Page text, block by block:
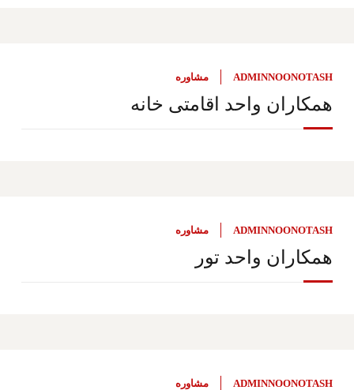
ADMINNOONOTASH مشاوره
همکاران واحد اقامتی خانه
ADMINNOONOTASH مشاوره
همکاران واحد تور
ADMINNOONOTASH مشاوره